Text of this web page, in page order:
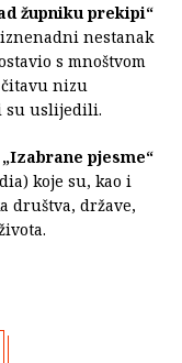
župniku prekipi“
nestanak
s mnoštvom
nizu
su uslijedili.
„Izabrane pjesme“
koje su, kao i
društva, države,